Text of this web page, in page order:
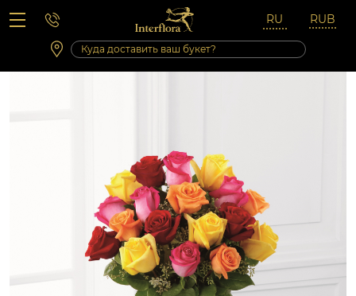
Вопросы-ответы
Сб 10:00 ‐ 14:00
Выходные и праздничные дни